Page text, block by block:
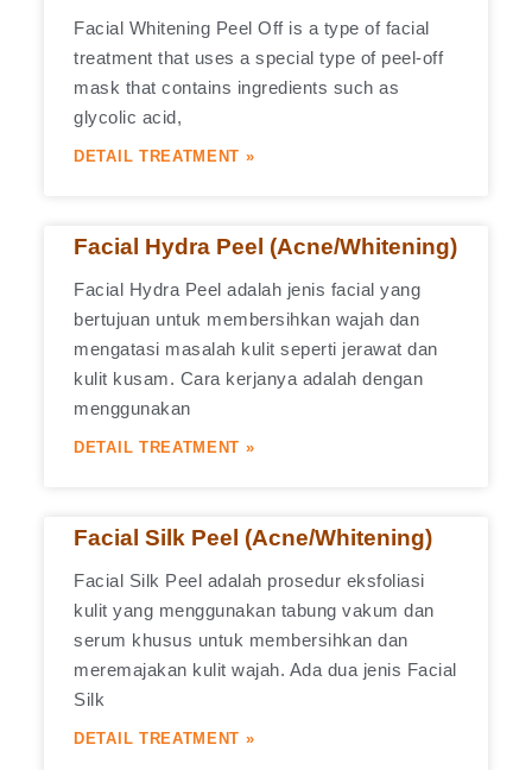
Facial Whitening Peel Off is a type of facial
treatment that uses a special type of peel-off
mask that contains ingredients such as
glycolic acid,
DETAIL TREATMENT »
Facial Hydra Peel (Acne/Whitening)
Facial Hydra Peel adalah jenis facial yang
bertujuan untuk membersihkan wajah dan
mengatasi masalah kulit seperti jerawat dan
kulit kusam. Cara kerjanya adalah dengan
menggunakan
DETAIL TREATMENT »
Facial Silk Peel (Acne/Whitening)
Facial Silk Peel adalah prosedur eksfoliasi
kulit yang menggunakan tabung vakum dan
serum khusus untuk membersihkan dan
meremajakan kulit wajah. Ada dua jenis Facial
Silk
DETAIL TREATMENT »